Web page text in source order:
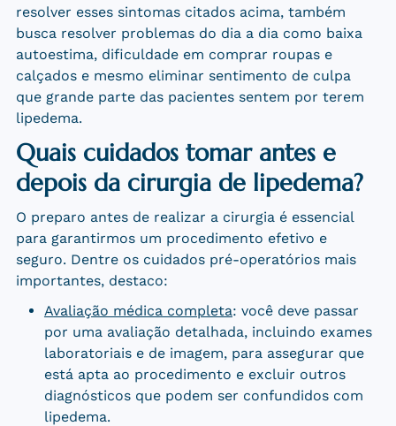
resolver esses sintomas citados acima, também
busca resolver problemas do dia a dia como baixa
autoestima, dificuldade em comprar roupas e
calçados e mesmo eliminar sentimento de culpa
que grande parte das pacientes sentem por terem
lipedema.
Quais cuidados tomar antes e
depois da cirurgia de lipedema?
O preparo antes de realizar a cirurgia é essencial
para garantirmos um procedimento efetivo e
seguro. Dentre os cuidados pré-operatórios mais
importantes, destaco:
Avaliação médica completa: você deve passar
por uma avaliação detalhada, incluindo exames
laboratoriais e de imagem, para assegurar que
está apta ao procedimento e excluir outros
diagnósticos que podem ser confundidos com
lipedema.